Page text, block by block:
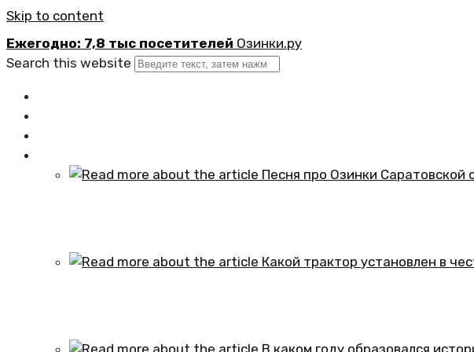
Skip to content
Ежегодно: 7,8 тыс посетителей Озинки.ру
Search this website